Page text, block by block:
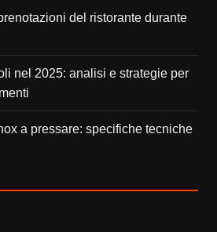
del ristorante durante
nel 2025: analisi e strategie per
a pressare: specifiche tecniche